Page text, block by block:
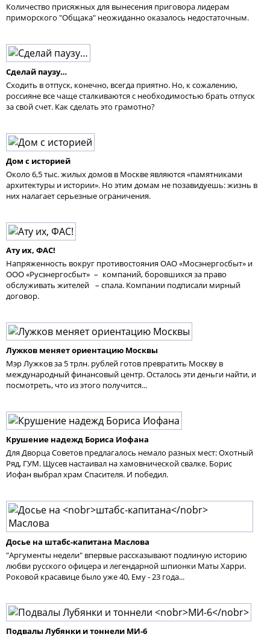
Количество присяжных для вынесения приговора лидерам
приморского "Общака" неожиданно оказалось недостаточным.
Сделай паузу…
Сходить в отпуск, конечно, всегда приятно. Но, к сожалению,
россияне все чаще сталкиваются с необходимостью брать отпуск
за свой счет. Как сделать это грамотно?
Дом с историей
Около 6,5 тыс. жилых домов в Москве являются «памятниками
архитектуры и истории». Но этим домам не позавидуешь: жизнь в
них налагает серьезные ограничения.
Ату их, ФАС!
Напряженность вокруг противостояния ОАО «Мосэнергосбыт» и
ООО «Русэнергосбыт» – компаний, боровшихся за право
обслуживать жителей – спала. Компании подписали мирный
договор.
Лужков меняет ориентацию Москвы
Мэр Лужков за 5 трлн. рублей готов превратить Москву в
международный финансовый центр. Осталось эти деньги найти, и
посмотреть, что из этого получится...
Крушение надежд Бориса Иофана
Для Дворца Советов предлагалось немало разных мест: Охотный
Ряд, ГУМ. Щусев настаивал на хамовнической свалке. Борис
Иофан выбрал храм Спасителя. И победил.
Досье на штабс-капитана Маслова
"Аргументы недели" впервые рассказывают подлиную историю
любви русского офицера и легендарной шпионки Маты Харри.
Роковой красавице было уже 40, Ему - 23 года...
Подвалы Лубянки и тоннели МИ-6